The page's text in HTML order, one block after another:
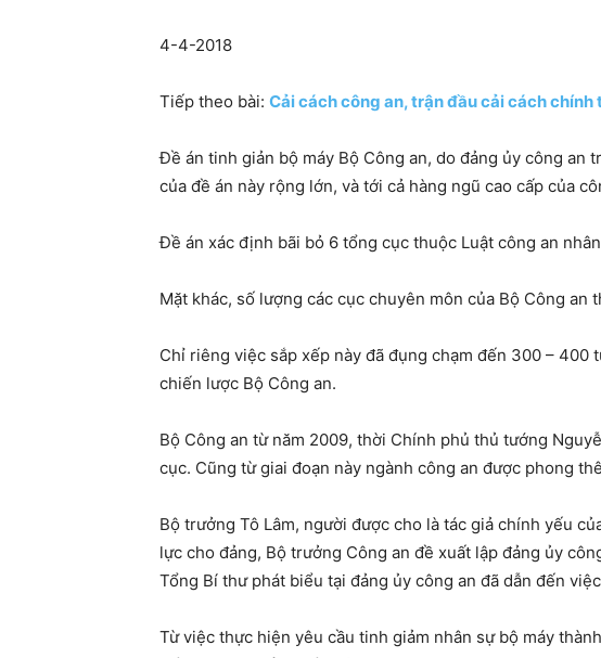
4-4-2018
Tiếp theo bài: Cải cách công an, trận đầu cải cách chính
Đề án tinh giản bộ máy Bộ Công an, do đảng ủy công
của đề án này rộng lớn, và tới cả hàng ngũ cao cấp của
Đề án xác định bãi bỏ 6 tổng cục thuộc Luật công an
Mặt khác, số lượng các cục chuyên môn của Bộ Công
Chỉ riêng việc sắp xếp này đã đụng chạm đến 300 –
chiến lược Bộ Công an.
Bộ Công an từ năm 2009, thời Chính phủ thủ tướng
cục. Cũng từ giai đoạn này ngành công an được phong
Bộ trưởng Tô Lâm, người được cho là tác giả chính yếu
lực cho đảng, Bộ trưởng Công an đề xuất lập đảng ủy
Tổng Bí thư phát biểu tại đảng ủy công an đã dẫn đến
Từ việc thực hiện yêu cầu tinh giảm nhân sự bộ máy